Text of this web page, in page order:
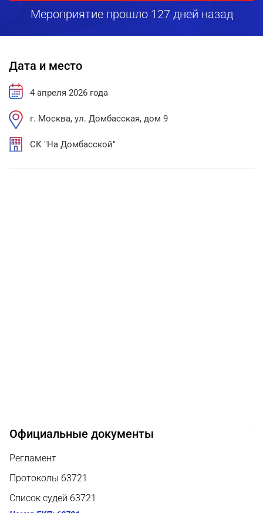
Мероприятие прошло 127 дней назад
Дата и место
4 апреля 2026 года
г. Москва, ул. Домбасская, дом 9
СК "На Домбасской"
Официальные документы
Регламент
Протоколы 63721
Список судей 63721